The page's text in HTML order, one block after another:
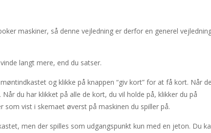
of the most popular puzzle games of all time. Sudoku is the
tile!HOW TO PLAY: Use your arrow keys to move the tiles.
far as possible but watch out for the dangers of the deep! Use
The course of true love never ran smooth, and doesn’t this
puzzle game. The goal of the game is to collect all nuggets
maskiner, så denne vejledning er derfor en generel
langt mere, end du satser.
og klikke på knappen “giv kort” for at få kort. Når
du har klikket på alle de kort, du vil holde på, klikker du på
som vist i skemaet øverst på maskinen du spiller på.
men der spilles som udgangspunkt kun med en jeton. Du